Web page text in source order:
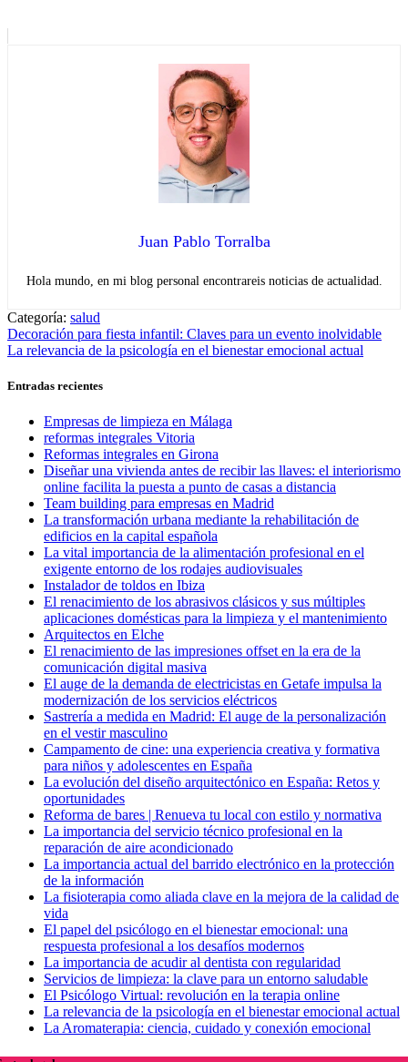
Juan Pablo Torralba
Hola mundo, en mi blog personal encontrareis noticias de actualidad.
Categoría: salud
Navegación
de
entradas
Entrada
anterior:
Decoración para fiesta infantil: Claves para un evento inolvidable
Entrada
La relevancia de la psicología en el bienestar emocional actual
Entradas recientes
Empresas de limpieza en Málaga
reformas integrales Vitoria
Reformas integrales en Girona
Diseñar una vivienda antes de recibir las llaves: el interiorismo
online facilita la puesta a punto de casas a distancia
Team building para empresas en Madrid
La transformación urbana mediante la rehabilitación de
edificios en la capital española
La vital importancia de la alimentación profesional en el
exigente entorno de los rodajes audiovisuales
Instalador de toldos en Ibiza
El renacimiento de los abrasivos clásicos y sus múltiples
aplicaciones domésticas para la limpieza y el mantenimiento
Arquitectos en Elche
El renacimiento de las impresiones offset en la era de la
comunicación digital masiva
El auge de la demanda de electricistas en Getafe impulsa la
modernización de los servicios eléctricos
Sastrería a medida en Madrid: El auge de la personalización
en el vestir masculino
Campamento de cine: una experiencia creativa y formativa
para niños y adolescentes en España
La evolución del diseño arquitectónico en España: Retos y
oportunidades
Reforma de bares | Renueva tu local con estilo y normativa
La importancia del servicio técnico profesional en la
reparación de aire acondicionado
La importancia actual del barrido electrónico en la protección
de la información
La fisioterapia como aliada clave en la mejora de la calidad de
vida
El papel del psicólogo en el bienestar emocional: una
respuesta profesional a los desafíos modernos
La importancia de acudir al dentista con regularidad
Servicios de limpieza: la clave para un entorno saludable
El Psicólogo Virtual: revolución en la terapia online
La relevancia de la psicología en el bienestar emocional actual
La Aromaterapia: ciencia, cuidado y conexión emocional